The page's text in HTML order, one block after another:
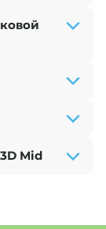
и
Dec
Mid